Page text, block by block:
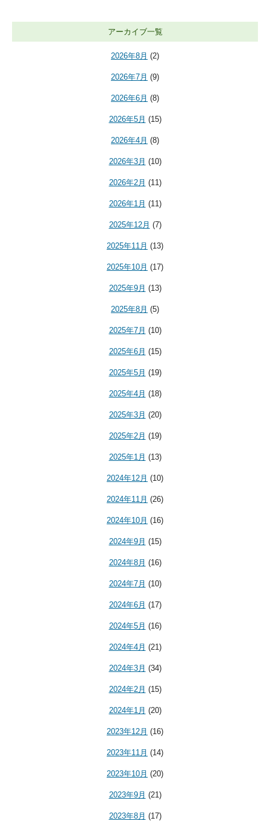
アーカイブ一覧
2026年8月 (2)
2026年7月 (9)
2026年6月 (8)
2026年5月 (15)
2026年4月 (8)
2026年3月 (10)
2026年2月 (11)
2026年1月 (11)
2025年12月 (7)
2025年11月 (13)
2025年10月 (17)
2025年9月 (13)
2025年8月 (5)
2025年7月 (10)
2025年6月 (15)
2025年5月 (19)
2025年4月 (18)
2025年3月 (20)
2025年2月 (19)
2025年1月 (13)
2024年12月 (10)
2024年11月 (26)
2024年10月 (16)
2024年9月 (15)
2024年8月 (16)
2024年7月 (10)
2024年6月 (17)
2024年5月 (16)
2024年4月 (21)
2024年3月 (34)
2024年2月 (15)
2024年1月 (20)
2023年12月 (16)
2023年11月 (14)
2023年10月 (20)
2023年9月 (21)
2023年8月 (17)